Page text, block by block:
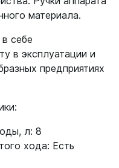
материала.
себе
в эксплуатации и
предприятиях
л: 8
хода: Есть